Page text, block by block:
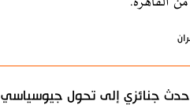
حدث جنائزي إلى تحول جيوسياسي